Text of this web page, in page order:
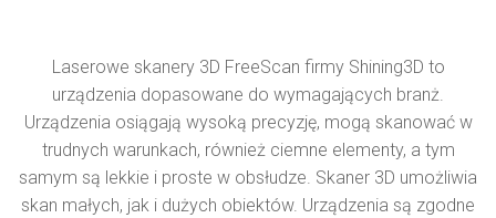
Laserowe skanery 3D FreeScan firmy Shining3D to
urządzenia dopasowane do wymagających branż.
Urządzenia osiągają wysoką precyzję, mogą skanować w
trudnych warunkach, również ciemne elementy, a tym
samym są lekkie i proste w obsłudze. Skaner 3D umożliwia
skan małych, jak i dużych obiektów. Urządzenia są zgodne